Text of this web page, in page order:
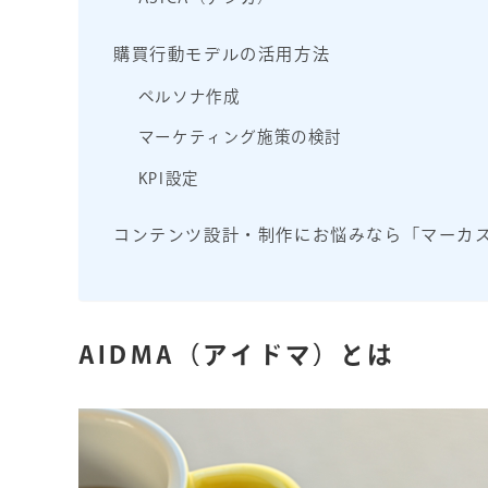
購買行動モデルの活用方法
ペルソナ作成
マーケティング施策の検討
KPI設定
コンテンツ設計・制作にお悩みなら「マーカ
AIDMA（アイドマ）とは